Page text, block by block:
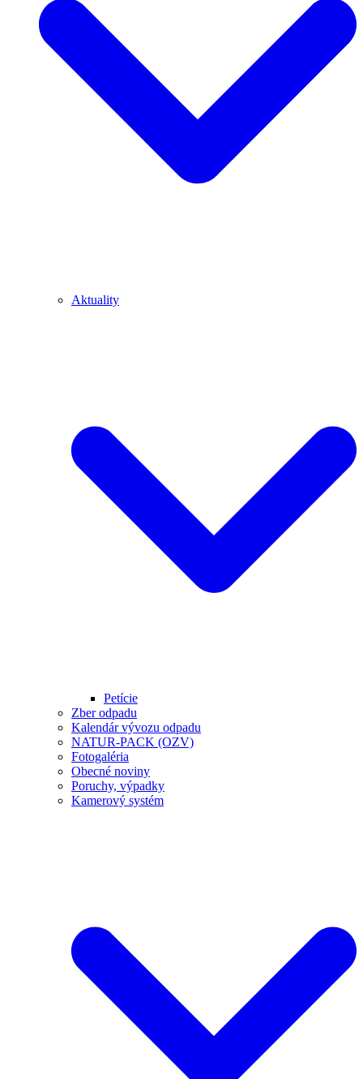
Aktuality
Petície
Zber odpadu
Kalendár vývozu odpadu
NATUR-PACK (OZV)
Fotogaléria
Obecné noviny
Poruchy, výpadky
Kamerový systém